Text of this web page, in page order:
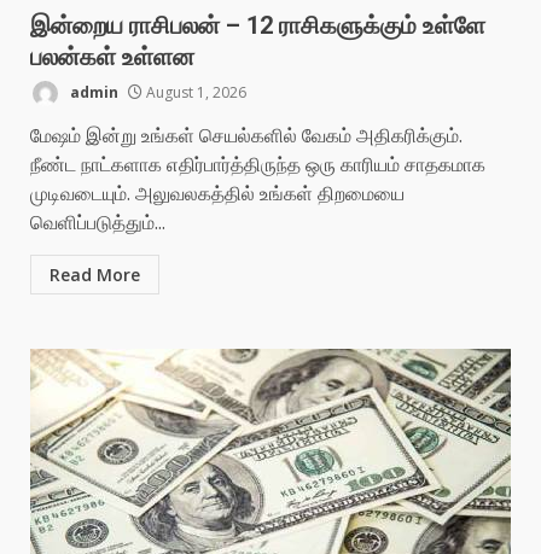
இன்றைய ராசிபலன் – 12 ராசிகளுக்கும் உள்ளே
பலன்கள் உள்ளன
admin August 1, 2026
மேஷம் இன்று உங்கள் செயல்களில் வேகம் அதிகரிக்கும்.
நீண்ட நாட்களாக எதிர்பார்த்திருந்த ஒரு காரியம் சாதகமாக
முடிவடையும். அலுவலகத்தில் உங்கள் திறமையை
வெளிப்படுத்தும்...
Read More